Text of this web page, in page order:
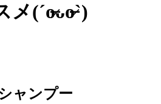
メ(ˊo̶̶̷ᴗo̶̶̷`)
ャンプー